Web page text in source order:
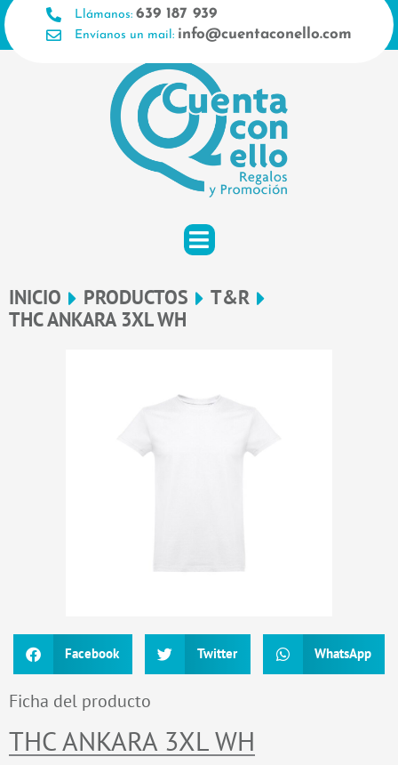
Ir
al
contenido
Llámanos: 639 187 939
Envíanos un mail: info@cuentaconello.com
INICIO PRODUCTOS
T&R
THC ANKARA 3XL WH
Facebook Twitter WhatsApp
Ficha del producto
THC ANKARA 3XL WH